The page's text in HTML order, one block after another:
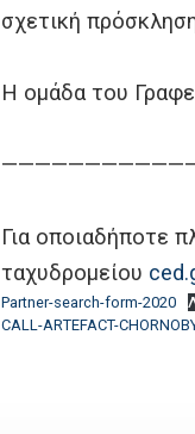
σχετική
Η ομάδα του
Για οποιαδήποτε
ταχυδρομείου
Partner-search-form-2020
CALL-ARTEFACT-